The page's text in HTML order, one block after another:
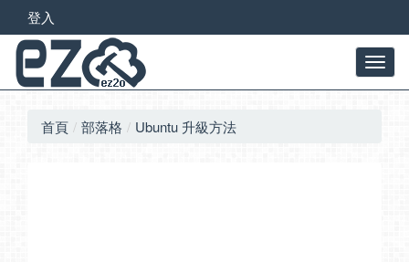
登入
首頁 部落格 Ubuntu 升級方法